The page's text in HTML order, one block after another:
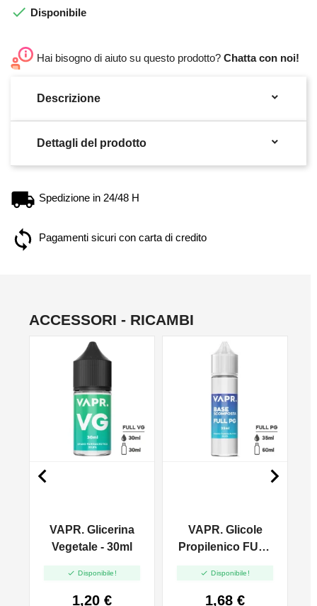
 Disponibile
Hai bisogno di aiuto su questo prodotto? Chatta con noi!
Descrizione 
Dettagli del prodotto 
Spedizione in 24/48 H
Pagamenti sicuri con carta di credito
ACCESSORI - RICAMBI
VAPR. Glicerina
Vegetale - 30ml
 Disponibile!
1,20 €
VAPR. Glicole
Propilenico FULL
 Disponibile!
1,68 €
 